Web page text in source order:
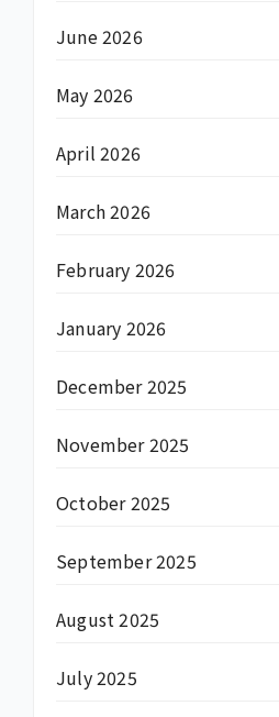
June 2026
May 2026
April 2026
March 2026
February 2026
January 2026
December 2025
November 2025
October 2025
September 2025
August 2025
July 2025